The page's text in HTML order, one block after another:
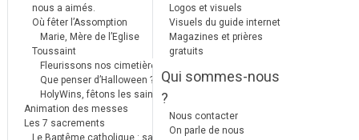
nous a aimés.
Où fêter l’Assomption
Marie, Mère de l’Eglise
Toussaint
Fleurissons nos cimetières
Que penser d’Halloween ?
HolyWins, fêtons les saints !
Animation des messes
Les 7 sacrements
Le Baptême catholique : sa
Logos et visuels
Visuels du guide internet
Magazines et prières
gratuits
Qui sommes-nous
?
Nous contacter
On parle de nous